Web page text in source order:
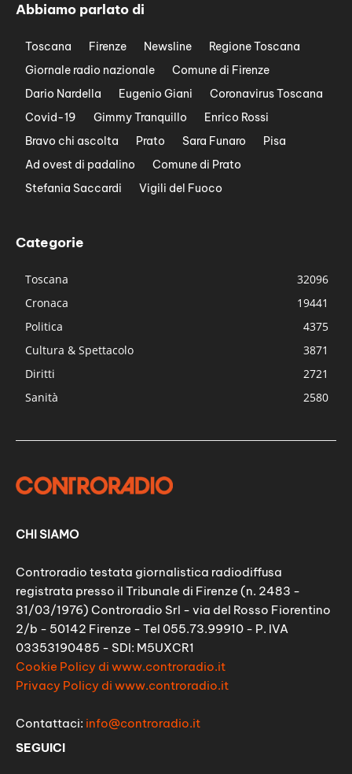
Abbiamo parlato di
Toscana Firenze Newsline
Regione Toscana
Giornale radio nazionale
Comune di Firenze
Dario Nardella
Eugenio Giani
Coronavirus Toscana
Covid-19
Gimmy Tranquillo
Enrico Rossi
Bravo chi ascolta
Prato Sara Funaro
Pisa
Ad ovest di padalino
Comune di Prato
Stefania Saccardi
Vigili del Fuoco
Categorie
Toscana
32096
Cronaca
19441
Politica
4375
Cultura & Spettacolo
3871
Diritti
2721
Sanità
2580
CHI SIAMO
Controradio testata giornalistica radiodiffusa
registrata presso il Tribunale di Firenze (n. 2483 -
31/03/1976) Controradio Srl - via del Rosso Fiorentino
2/b - 50142 Firenze - Tel 055.73.99910 - P. IVA
03353190485 - SDI: M5UXCR1
Cookie Policy di www.controradio.it
Privacy Policy di www.controradio.it
Contattaci: info@controradio.it
SEGUICI